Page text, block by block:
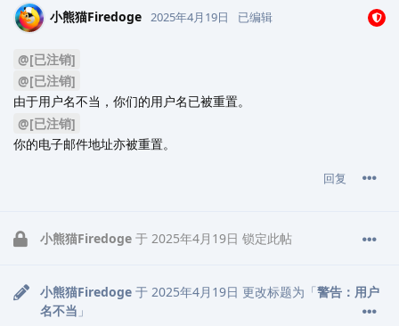
小熊猫Firedoge 2025年4月19日 已编辑
@[已注销]
@[已注销]
由于用户名不当，你们的用户名已被重置。
@[已注销]
你的电子邮件地址亦被重置。
回复
小熊猫Firedoge 于 2025年4月19日 锁定此帖
小熊猫Firedoge 于 2025年4月19日 更改标题为「警告：用户
名不当 」